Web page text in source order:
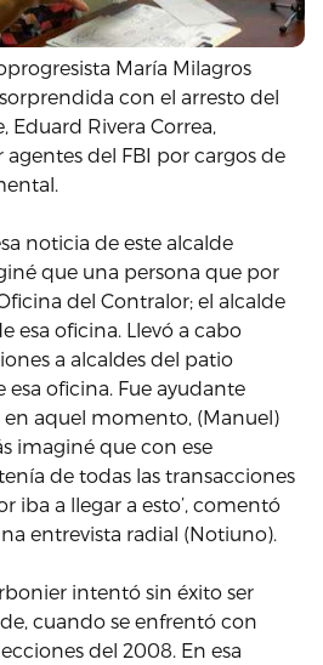
María Milagros
con el arresto del
Eduard Rivera Correa,
del FBI por cargos de
noticia de este alcalde
que una persona que por
del Contralor; el alcalde
esa oficina. Llevó a cabo
a alcaldes del patio
oficina. Fue ayudante
aquel momento, (Manuel)
imaginé que con ese
de todas las transacciones
iba a llegar a esto’, comentó
entrevista radial (Notiuno).
intentó sin éxito ser
cuando se enfrentó con
del 2008. En esa